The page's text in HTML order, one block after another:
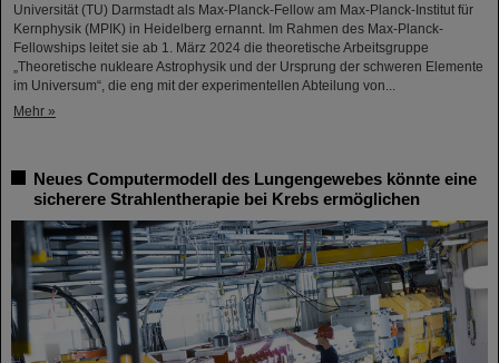
Universität (TU) Darmstadt als Max-Planck-Fellow am Max-Planck-Institut für
Kernphysik (MPIK) in Heidelberg ernannt. Im Rahmen des Max-Planck-
Fellowships leitet sie ab 1. März 2024 die theoretische Arbeitsgruppe
„Theoretische nukleare Astrophysik und der Ursprung der schweren Elemente
im Universum“, die eng mit der experimentellen Abteilung von...
Mehr »
Neues Computermodell des Lungengewebes könnte eine
sicherere Strahlentherapie bei Krebs ermöglichen